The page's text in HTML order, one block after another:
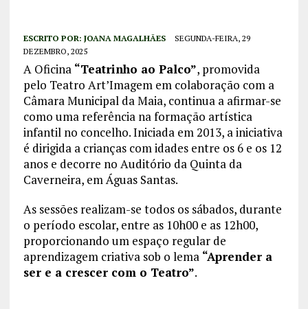
ESCRITO POR: JOANA MAGALHÃES
SEGUNDA-FEIRA, 29
DEZEMBRO, 2025
A Oficina “Teatrinho ao Palco”, promovida
pelo Teatro Art’Imagem em colaboração com a
Câmara Municipal da Maia, continua a afirmar-se
como uma referência na formação artística
infantil no concelho. Iniciada em 2013, a iniciativa
é dirigida a crianças com idades entre os 6 e os 12
anos e decorre no Auditório da Quinta da
Caverneira, em Águas Santas.
As sessões realizam-se todos os sábados, durante
o período escolar, entre as 10h00 e as 12h00,
proporcionando um espaço regular de
aprendizagem criativa sob o lema “Aprender a
ser e a crescer com o Teatro”.